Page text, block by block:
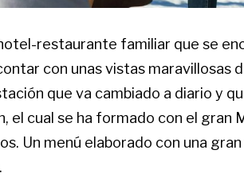
restaurante familiar que se
con unas vistas maravillosas
que va cambiado a diario y
el cual se ha formado con el gran
Un menú elaborado con una